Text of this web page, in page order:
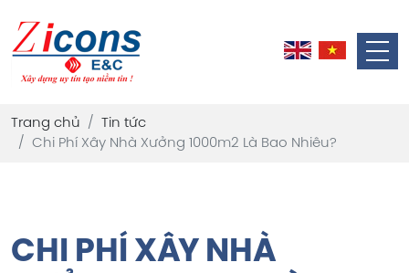
Trang chủ
Tin tức
Chi Phí Xây Nhà Xưởng 1000m2 Là Bao Nhiêu?
CHI PHÍ XÂY NHÀ